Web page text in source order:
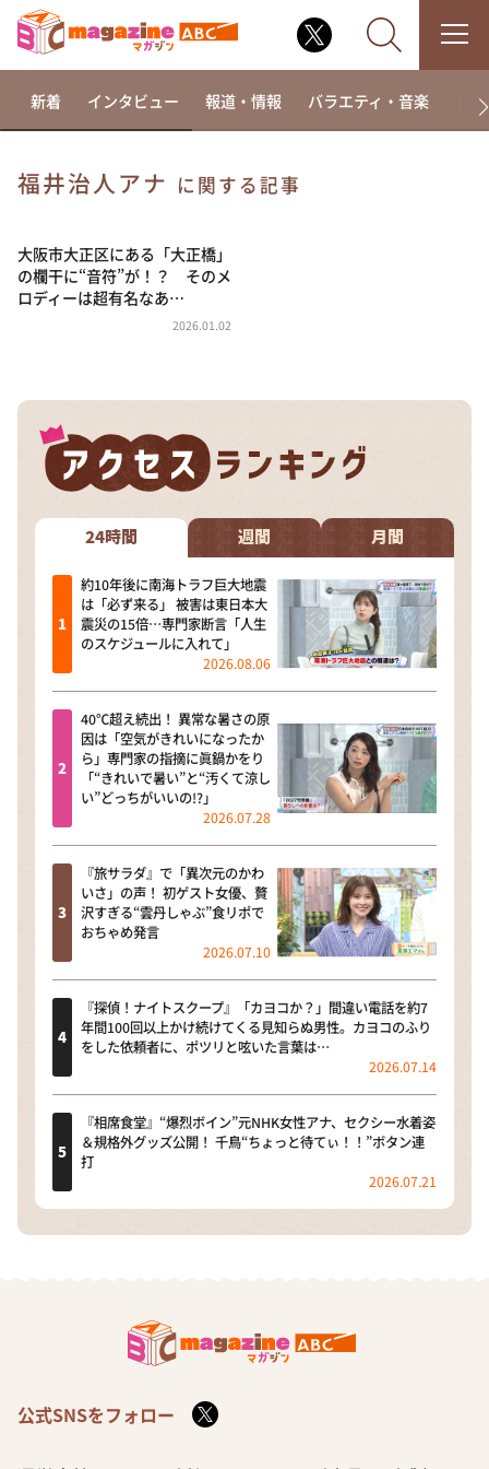
相席食堂
これ余談なんですけど・・・
～人生密着トークバラエティ！～ やすとものいたっ
河合＆A.B.C-Z塚田×福井アナ「なんでやねん！？」
（news おかえり）
DAIGOも台所 ～きょうの献立 何にする？～
本日はダイアンなり！シーズン２
朝だ！生です旅サラダ
教えて！ニュースライブ 正義のミカタ
ＬＩＦＥ～夢のカタチ～
新婚さんいらっしゃい！
ポツンと一軒家
ザキ山小屋本館
ぺこぱのまるスポ
新着 インタビュー 報道・情報 バラエティ・音楽 ド
福井治人アナ に関する記事
大阪市大正区にある「大正橋」
の欄干に“音符”が！？ そのメ
ロディーは超有名なあ…
2026.01.02
24時間 週間 月間
約10年後に南海トラフ巨大地震
は「必ず来る」 被害は東日本大
震災の15倍…専門家断言「人生
のスケジュールに入れて」
2026.08.06
40℃超え続出！ 異常な暑さの原
因は「空気がきれいになったか
ら」専門家の指摘に眞鍋かをり
「“きれいで暑い”と“汚くて涼し
い”どっちがいいの!?」
2026.07.28
『旅サラダ』で「異次元のかわ
いさ」の声！ 初ゲスト女優、贅
沢すぎる“雲丹しゃぶ”食リポで
おちゃめ発言
2026.07.10
『探偵！ナイトスクープ』「カヨコか？」間違い電話を約7
年間100回以上かけ続けてくる見知らぬ男性。カヨコのふり
をした依頼者に、ポツリと呟いた言葉は…
2026.07.14
『相席食堂』“爆烈ボイン”元NHK女性アナ、セクシー水着姿
＆規格外グッズ公開！ 千鳥“ちょっと待てぃ！！”ボタン連
打
2026.07.21
公式SNSをフォロー